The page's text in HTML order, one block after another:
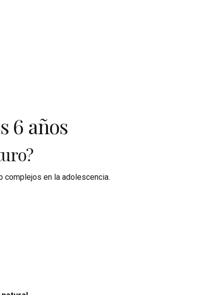
6 años
complejos en la adolescencia.